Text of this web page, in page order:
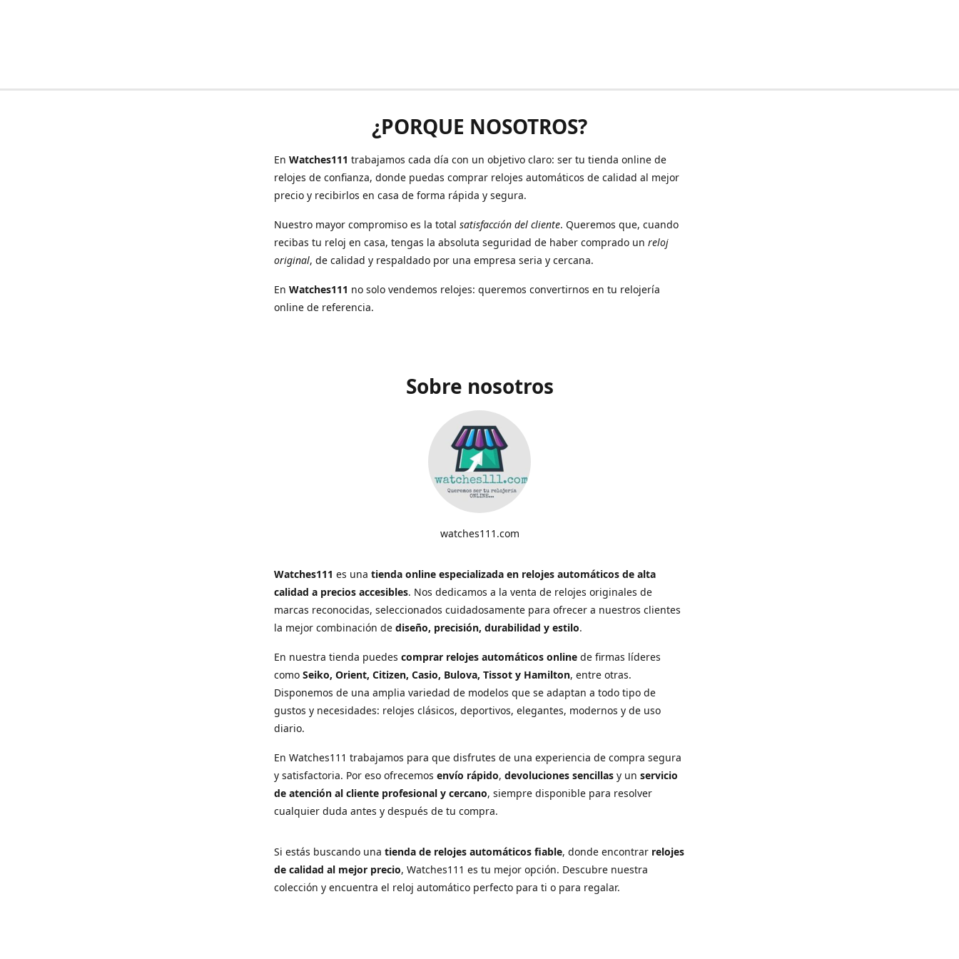
¿PORQUE NOSOTROS?
En Watches111 trabajamos cada día con un objetivo claro: ser tu tienda online de
relojes de confianza, donde puedas comprar relojes automáticos de calidad al mejor
precio y recibirlos en casa de forma rápida y segura.
Nuestro mayor compromiso es la total satisfacción del cliente. Queremos que, cuando
recibas tu reloj en casa, tengas la absoluta seguridad de haber comprado un reloj
original, de calidad y respaldado por una empresa seria y cercana.
En Watches111 no solo vendemos relojes: queremos convertirnos en tu relojería
online de referencia.
Sobre nosotros
watches111.com
Watches111 es una tienda online especializada en relojes automáticos de alta
calidad a precios accesibles. Nos dedicamos a la venta de relojes originales de
marcas reconocidas, seleccionados cuidadosamente para ofrecer a nuestros clientes
la mejor combinación de diseño, precisión, durabilidad y estilo.
En nuestra tienda puedes comprar relojes automáticos online de firmas líderes
como Seiko, Orient, Citizen, Casio, Bulova, Tissot y Hamilton, entre otras.
Disponemos de una amplia variedad de modelos que se adaptan a todo tipo de
gustos y necesidades: relojes clásicos, deportivos, elegantes, modernos y de uso
diario.
En Watches111 trabajamos para que disfrutes de una experiencia de compra segura
y satisfactoria. Por eso ofrecemos envío rápido, devoluciones sencillas y un servicio
de atención al cliente profesional y cercano, siempre disponible para resolver
cualquier duda antes y después de tu compra.
Si estás buscando una tienda de relojes automáticos fiable, donde encontrar relojes
de calidad al mejor precio, Watches111 es tu mejor opción. Descubre nuestra
colección y encuentra el reloj automático perfecto para ti o para regalar.